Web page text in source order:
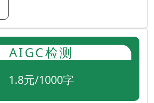
AIGC检测
1.8元/1000字